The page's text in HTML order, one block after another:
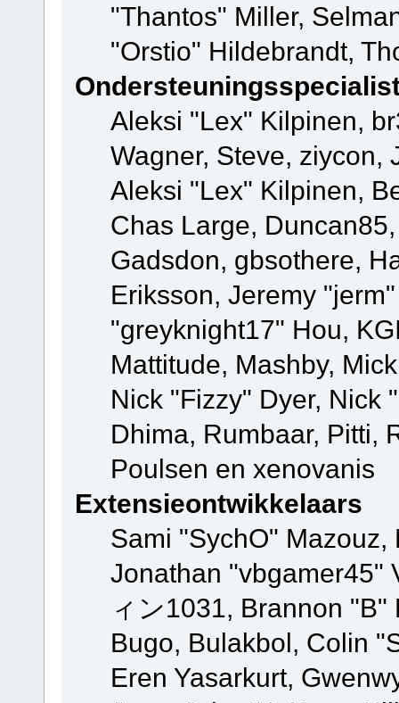
"Thantos" Miller,
"Orstio" Hildebrandt,
Aleksi "Lex" Kilpinen,
Wagner, Steve, ziycon,
Aleksi "Lex" Kilpinen,
Chas Large,
Gadsdon, gbsothere,
Eriksson, Jeremy
"greyknight17" Hou,
Mattitude, Mashby,
Nick "Fizzy" Dyer, Nick
Dhima, Rumbaar, Pitti,
Poulsen en xenovanis
Extensieontwikkelaars
Sami "SychO"
Jonathan "vbgamer45"
ィン1031, Brannon
Bugo, Bulakbol, Colin
Eren Yasarkurt,